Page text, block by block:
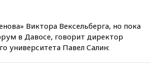
уголовное дело
вчера, 21:26
Лидеры сборной
РФ по гимнастике получили
Виктора Вексельберга, но пока
в Давосе, говорит директор
университета Павел Салин: